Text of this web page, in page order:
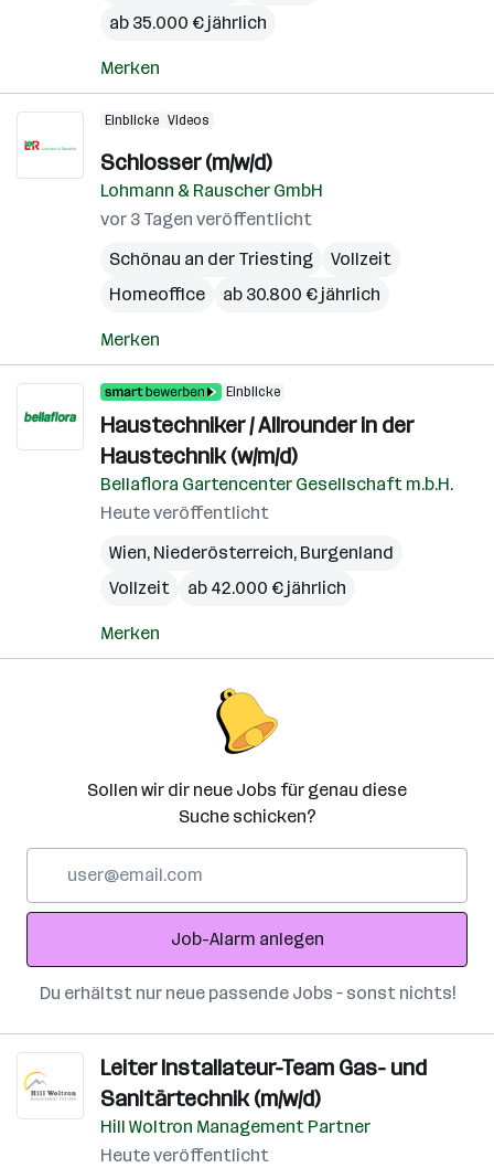
ab 35.000 € jährlich
Merken
Einblicke Videos
Schlosser (m/w/d)
Lohmann & Rauscher GmbH
vor 3 Tagen veröffentlicht
Schönau an der Triesting
Vollzeit
Homeoffice
ab 30.800 € jährlich
Merken
Einblicke
Haustechniker / Allrounder in der
Haustechnik (w/m/d)
Bellaflora Gartencenter Gesellschaft m.b.H.
Heute veröffentlicht
Wien, Niederösterreich, Burgenland
Vollzeit
ab 42.000 € jährlich
Merken
Sollen wir dir neue Jobs für genau diese
Suche schicken?
Adresse
Job-Alarm anlegen
Du erhältst nur neue passende Jobs – sonst nichts!
Leiter Installateur-Team Gas- und
Sanitärtechnik (m/w/d)
Hill Woltron Management Partner
Heute veröffentlicht